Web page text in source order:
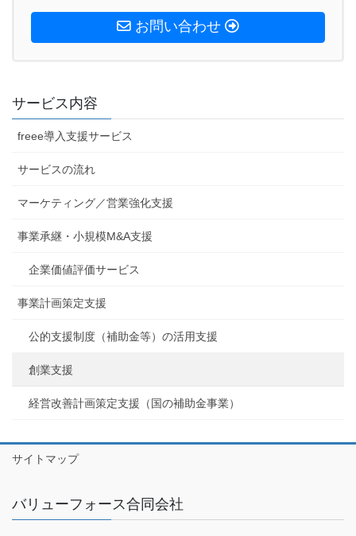
お問い合わせ
サービス内容
freee導入支援サービス
サービスの流れ
マーケティング／営業強化支援
事業承継・小規模M&A支援
企業価値評価サービス
事業計画策定支援
公的支援制度（補助金等）の活用支援
創業支援
経営改善計画策定支援（国の補助金事業）
サイトマップ
バリューフォース合同会社